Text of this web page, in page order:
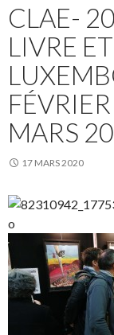
CLAE-
LIVRE
MARS
17 MARS 2020